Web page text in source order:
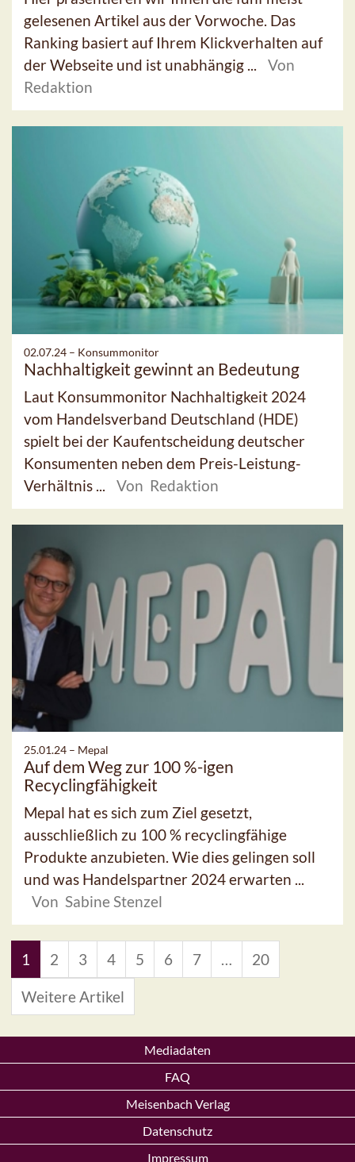
gelesenen Artikel aus der Vorwoche. Das
Ranking basiert auf Ihrem Klickverhalten auf
der Webseite und ist unabhängig ...
Von
Redaktion
02.07.24 – Konsummonitor
Nachhaltigkeit gewinnt an Bedeutung
Laut Konsummonitor Nachhaltigkeit 2024
vom Handelsverband Deutschland (HDE)
spielt bei der Kaufentscheidung deutscher
Konsumenten neben dem Preis-Leistung-
Verhältnis ...
Von Redaktion
25.01.24 – Mepal
Auf dem Weg zur 100 %-igen
Recyclingfähigkeit
Mepal hat es sich zum Ziel gesetzt,
ausschließlich zu 100 % recyclingfähige
Produkte anzubieten. Wie dies gelingen soll
und was Handelspartner 2024 erwarten ...
Von Sabine Stenzel
1 2 3 4 5 6 7 … 20
Weitere Artikel
Mediadaten
FAQ
Meisenbach Verlag
Datenschutz
Impressum